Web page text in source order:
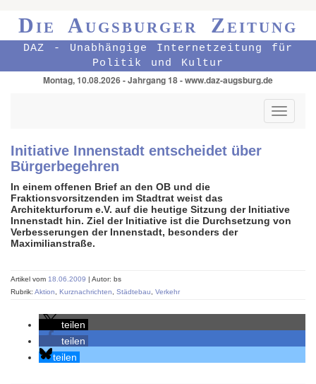
Die Augsburger Zeitung
DAZ - Unabhängige Internetzeitung für
Politik und Kultur
Montag, 10.08.2026 - Jahrgang 18 - www.daz-augsburg.de
Toggle
Initiative Innenstadt entscheidet über
Bürgerbegehren
In einem offenen Brief an den OB und die
Fraktionsvorsitzenden im Stadtrat weist das
Architekturforum e.V. auf die heutige Sitzung der Initiative
Innenstadt hin. Ziel der Initiative ist die Durchsetzung von
Verbesserungen der Innenstadt, besonders der
Maximilianstraße.
Artikel vom 18.06.2009 | Autor: bs
Rubrik: Aktion Kurznachrichten Städtebau Verkehr
teilen
teilen
teilen